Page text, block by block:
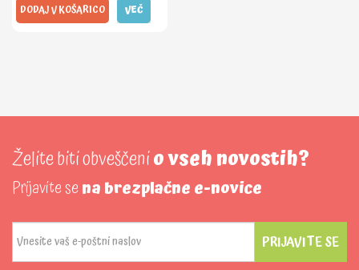
DODAJ V KOŠARICO VEČ
Želite biti obveščenio vseh novostih?
Prijavite sena brezplačne e-novice
PRIJAVITE SE